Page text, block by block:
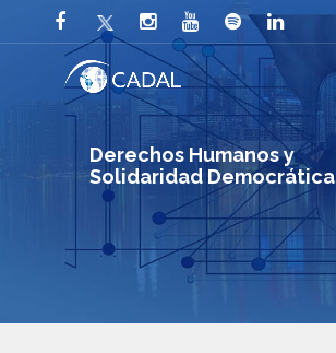
Derechos Humanos y
Solidaridad